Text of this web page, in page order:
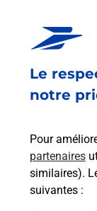
Le
notre
Pour
partenaires
similaires).
suivantes :
En savoir plus
Vous
En savoir
En savoir plus